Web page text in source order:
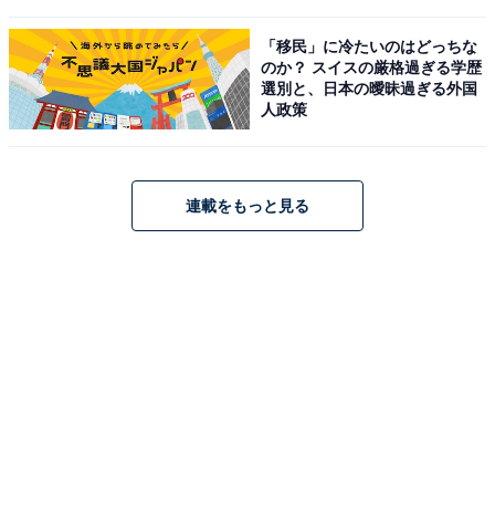
「移民」に冷たいのはどっちな
のか？ スイスの厳格過ぎる学歴
選別と、日本の曖昧過ぎる外国
人政策
連載をもっと見る